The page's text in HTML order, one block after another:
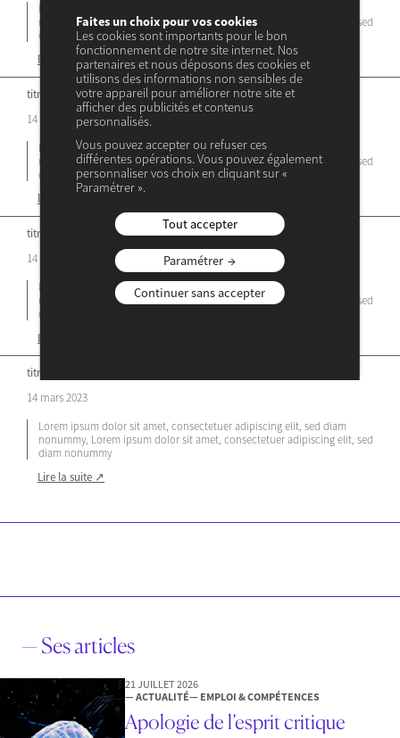
Lorem ipsum dolor sit amet, consectetuer adipiscing elit, sed diam
nonummy, Lorem ipsum dolor sit amet, consectetuer adipiscing elit, sed
diam nonummy
lire la suite ↗
titre de l’article – nom du média
14 mars 2023
Lorem ipsum dolor sit amet, consectetuer adipiscing elit, sed diam
nonummy, Lorem ipsum dolor sit amet, consectetuer adipiscing elit, sed
diam nonummy
lire la suite ↗
titre de l’article – nom du média
14 mars 2023
Lorem ipsum dolor sit amet, consectetuer adipiscing elit, sed diam
nonummy, Lorem ipsum dolor sit amet, consectetuer adipiscing elit, sed
diam nonummy
Lire la suite ↗
titre de l’article – nom du média
14 mars 2023
Lorem ipsum dolor sit amet, consectetuer adipiscing elit, sed diam
nonummy, Lorem ipsum dolor sit amet, consectetuer adipiscing elit, sed
diam nonummy
Lire la suite ↗
— Ses articles
21 JUILLET 2026
— ACTUALITÉ— EMPLOI & COMPÉTENCES
Apologie de l’esprit critique
Faites un choix pour vos cookies
Les cookies sont importants pour le bon
fonctionnement de notre site internet. Nos
partenaires et nous déposons des cookies et
utilisons des informations non sensibles de
votre appareil pour améliorer notre site et
afficher des publicités et contenus
personnalisés.
Vous pouvez accepter ou refuser ces
différentes opérations. Vous pouvez également
personnaliser vos choix en cliquant sur «
Paramétrer ».
Tout accepter
Paramétrer
Continuer sans accepter